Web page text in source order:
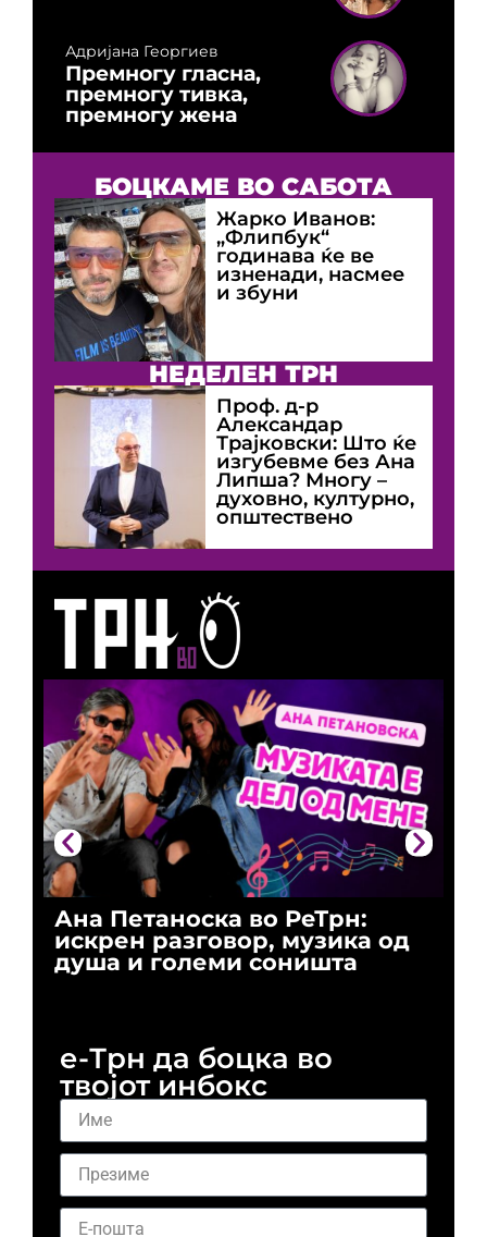
Ана Петаноска во РеТрн:
искрен разговор, музика од
душа и големи соништа
Адријана Георгиев
Премногу гласна,
премногу тивка,
премногу жена
БОЦКАМЕ ВО САБОТА
Жарко Иванов:
„Флипбук“
годинава ќе ве
изненади, насмее
и збуни
НЕДЕЛЕН ТРН
Проф. д-р
Александар
Трајковски: Што ќе
изгубевме без Ана
Липша? Многу –
духовно, културно,
општествено
е-Трн да боцка во
твојот инбокс